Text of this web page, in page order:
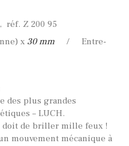
réf. Z 200 95
x 30 mm / Entre-
des plus grandes
– LUCH.
doit de briller mille feux !
mouvement mécanique à